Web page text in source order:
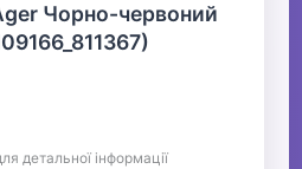
Чорно-червоний
детальної інформації